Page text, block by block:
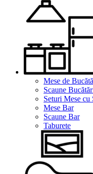
Mese de
Scaune
Seturi Mese cu
Mese Bar
Scaune Bar
Taburete